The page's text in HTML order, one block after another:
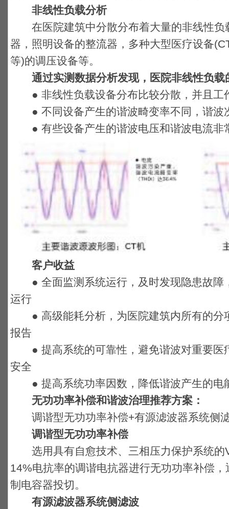
非线性负载分析
在医院建筑中分散分布着大量的非线性负
器，照明设备的整流器，多种大型医疗设备
等)的调压设备等。
通过实测数据分析发现，医院非线性负载
● 非线性负载设备分布比较分散，并且工
● 不同设备产生的谐波畸变率不同，谐波
● 有些设备产生的谐波电压和谐波电流非
客户收益
● 全面监测系统运行，及时发现隐患故障
运行
● 高级能耗分析，为医院建筑内所有的分
报告
● 提高系统的可靠性，避免谐波对重要医
安全
● 提高系统功率因数，降低谐波产生的电
无功功率补偿和谐波治理推荐方案：
调谐型无功功率补偿+有源滤波器系统侧
调谐型无功功率补偿
选用具有自愈技术、三相压力保护系统的
14%电抗率的调谐电抗器进行无功功率补偿
制电容器投切。
有源滤波器系统侧滤波